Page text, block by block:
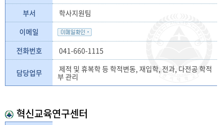
부서
학사지원팀
이메일
전화번호
041-660-1115
담당업무
제적 및 휴복학 등 학적변동, 재입학, 전과, 다전공 학적
부 관리
혁신교육연구센터